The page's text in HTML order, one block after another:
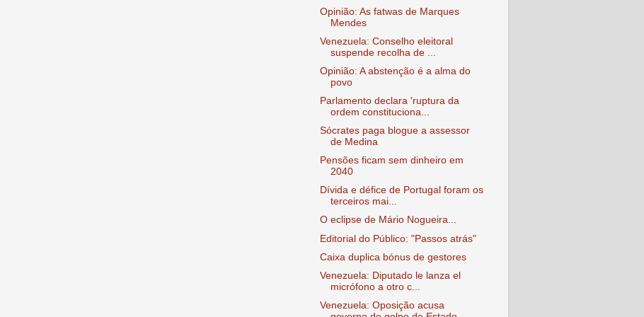
Opinião: As fatwas de Marques
Mendes
Venezuela: Conselho eleitoral
suspende recolha de ...
Opinião: A abstenção é a alma do
povo
Parlamento declara 'ruptura da
ordem constituciona...
Sócrates paga blogue a assessor
de Medina
Pensões ficam sem dinheiro em
2040
Dívida e défice de Portugal foram os
terceiros mai...
O eclipse de Mário Nogueira...
Editorial do Público: "Passos atrás"
Caixa duplica bónus de gestores
Venezuela: Diputado le lanza el
micrófono a otro c...
Venezuela: Oposição acusa